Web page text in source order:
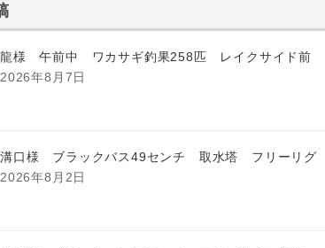
龍様 午前中 ワカサギ釣果258匹 レイクサイド前
2026年8月7日
溝口様 ブラックバス49センチ 取水塔 フリーリグ
2026年8月2日